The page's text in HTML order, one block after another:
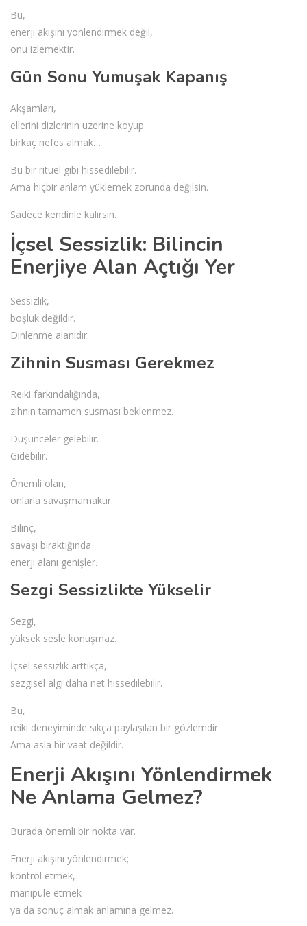
Bu,
enerji akışını yönlendirmek değil,
onu izlemektir.
Gün Sonu Yumuşak Kapanış
Akşamları,
ellerini dizlerinin üzerine koyup
birkaç nefes almak…
Bu bir ritüel gibi hissedilebilir.
Ama hiçbir anlam yüklemek zorunda değilsin.
Sadece kendinle kalırsın.
İçsel Sessizlik: Bilincin
Enerjiye Alan Açtığı Yer
Sessizlik,
boşluk değildir.
Dinlenme alanıdır.
Zihnin Susması Gerekmez
Reiki farkındalığında,
zihnin tamamen susması beklenmez.
Düşünceler gelebilir.
Gidebilir.
Önemli olan,
onlarla savaşmamaktır.
Bilinç,
savaşı bıraktığında
enerji alanı genişler.
Sezgi Sessizlikte Yükselir
Sezgi,
yüksek sesle konuşmaz.
İçsel sessizlik arttıkça,
sezgisel algı daha net hissedilebilir.
Bu,
reiki deneyiminde sıkça paylaşılan bir gözlemdir.
Ama asla bir vaat değildir.
Enerji Akışını Yönlendirmek
Ne Anlama Gelmez?
Burada önemli bir nokta var.
Enerji akışını yönlendirmek;
kontrol etmek,
manipüle etmek
ya da sonuç almak anlamına gelmez.